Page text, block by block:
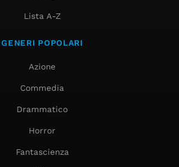
Lista A-Z
GENERI POPOLARI
Azione
Commedia
Drammatico
Horror
Fantascienza